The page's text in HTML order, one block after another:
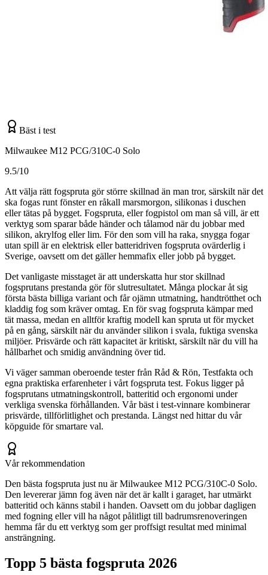
Bäst i test
Milwaukee M12 PCG/310C-0 Solo
9.5/10
Att välja rätt fogspruta gör större skillnad än man tror, särskilt när det
ska fogas runt fönster en råkall marsmorgon, silikonas i duschen
eller tätas på bygget. Fogspruta, eller fogpistol om man så vill, är ett
verktyg som sparar både händer och tålamod när du jobbar med
silikon, akrylfog eller lim. För den som vill ha raka, snygga fogar
utan spill är en elektrisk eller batteridriven fogspruta ovärderlig i
Sverige, oavsett om det gäller hemmafix eller jobb på bygget.
Det vanligaste misstaget är att underskatta hur stor skillnad
fogsprutans prestanda gör för slutresultatet. Många plockar åt sig
första bästa billiga variant och får ojämn utmatning, handtrötthet och
kladdig fog som kräver omtag. En för svag fogspruta kämpar med
tät massa, medan en alltför kraftig modell kan spruta ut för mycket
på en gång, särskilt när du använder silikon i svala, fuktiga svenska
miljöer. Prisvärde och rätt kapacitet är kritiskt, särskilt när du vill ha
hållbarhet och smidig användning över tid.
Vi väger samman oberoende tester från Råd & Rön, Testfakta och
egna praktiska erfarenheter i vårt fogspruta test. Fokus ligger på
fogsprutans utmatningskontroll, batteritid och ergonomi under
verkliga svenska förhållanden. Vår bäst i test-vinnare kombinerar
prisvärde, tillförlitlighet och prestanda. Längst ned hittar du vår
köpguide för smartare val.
Vår rekommendation
Den bästa fogspruta just nu är Milwaukee M12 PCG/310C-0 Solo.
Den levererar jämn fog även när det är kallt i garaget, har utmärkt
batteritid och känns stabil i handen. Oavsett om du jobbar dagligen
med fogning eller vill ha något pålitligt till badrumsrenoveringen
hemma får du ett verktyg som ger proffsigt resultat med minimal
ansträngning.
Topp 5 bästa fogspruta 2026